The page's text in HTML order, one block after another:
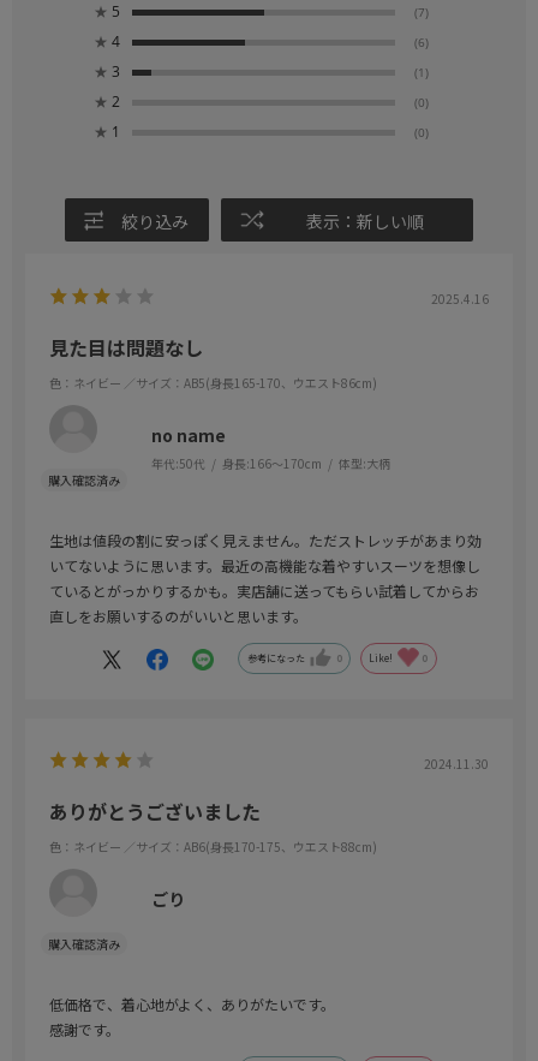
★ 5 (7)
★ 4 (6)
★ 3 (1)
★ 2 (0)
★ 1 (0)
絞り込み 表示：新しい順
2025.4.16
見た目は問題なし
色：ネイビー ／サイズ：AB5(身長165-170、ウエスト86cm)
no name
年代:50代 身長:166～170cm 体型:大柄
生地は値段の割に安っぽく見えません。ただストレッチがあまり効
いてないように思います。最近の高機能な着やすいスーツを想像し
ているとがっかりするかも。実店舗に送ってもらい試着してからお
直しをお願いするのがいいと思います。
参考になった 0 Like! 0
2024.11.30
ありがとうございました
色：ネイビー ／サイズ：AB6(身長170-175、ウエスト88cm)
ごり
低価格で、着心地がよく、ありがたいです。
感謝です。